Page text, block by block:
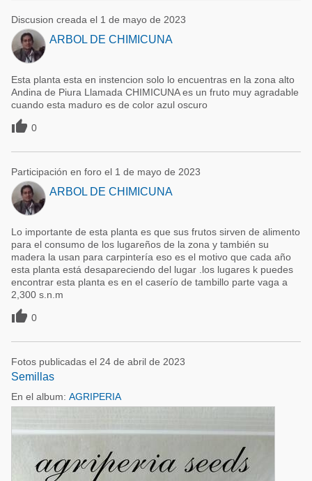
Discusion creada el 1 de mayo de 2023
ARBOL DE CHIMICUNA
Esta planta esta en instencion solo lo encuentras en la zona alto
Andina de Piura Llamada CHIMICUNA es un fruto muy agradable
cuando esta maduro es de color azul oscuro
 0
Participación en foro el 1 de mayo de 2023
ARBOL DE CHIMICUNA
Lo importante de esta planta es que sus frutos sirven de alimento
para el consumo de los lugareños de la zona y también su
madera la usan para carpintería eso es el motivo que cada año
esta planta está desapareciendo del lugar .los lugares k puedes
encontrar esta planta es en el caserío de tambillo parte vaga a
2,300 s.n.m
 0
Fotos publicadas el 24 de abril de 2023
Semillas
En el album: AGRIPERIA